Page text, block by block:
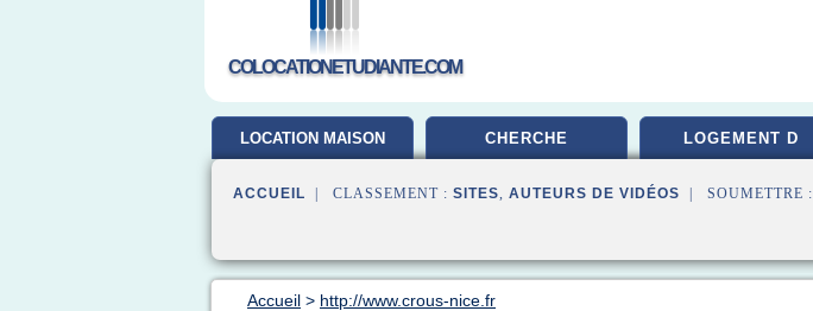
COLOCATIONETUDIANTE.COM
LOCATION MAISON CHERCHE LOGEMENT D
ACCUEIL | CLASSEMENT : SITES, AUTEURS DE VIDÉOS | SOUMETTRE :
Accueil > http://www.crous-nice.fr